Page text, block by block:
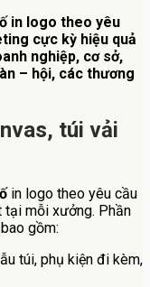
in logo theo yêu
cực kỳ hiệu quả
nghiệp, cơ sở,
– hội, các thương
túi vải
in logo theo yêu cầu
mỗi xưởng. Phần
gồm:
túi, phụ kiện đi kèm,